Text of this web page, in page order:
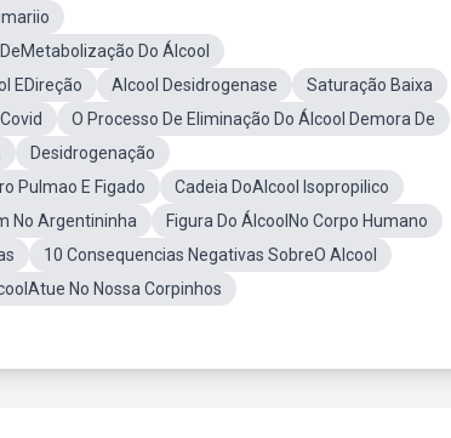
Do Álcool
EDireção Alcool Desidrogenase
Saturação Baixa
O Processo De Eliminação Do Álcool Demora De
Desidrogenação
Pulmao E Figado
Cadeia DoAlcool Isopropilico
No Argentininha
Figura Do ÁlcoolNo Corpo Humano
10 Consequencias Negativas SobreO Alcool
No Nossa Corpinhos